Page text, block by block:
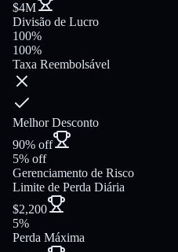
$4M
Divisão de Lucro
100%
100%
Taxa Reembolsável
Melhor Desconto
90% off
5% off
Gerenciamento de Risco
Limite de Perda Diária
$2,200
5%
Perda Máxima